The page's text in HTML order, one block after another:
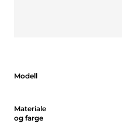
Modell
Materiale
og farge